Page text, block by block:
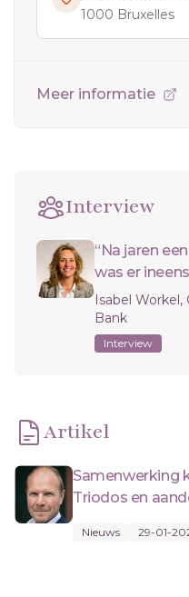
1000 Bruxelles
Meer informatie
Interview
“Na jaren
was er
Isabel Workel,
Bank
Interview
Artikel
Samenwerking
Triodos en
Nieuws 29-01-